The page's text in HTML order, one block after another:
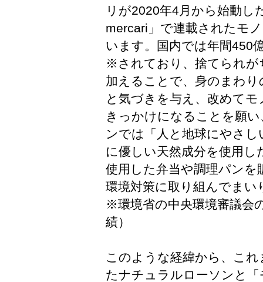
リが2020年4月から始動
mercari」で連載されたモ
います。国内では年間450
※されており、捨てられが
加えることで、身のまわ
と気づきを与え、改めて
きっかけになることを願
ンでは「人と地球にやさ
に優しい天然成分を使用し
使用した弁当や調理パン
環境対策に取り組んでまい
※環境省の中央環境審議会
績）
このような経緯から、こ
たナチュラルローソンと